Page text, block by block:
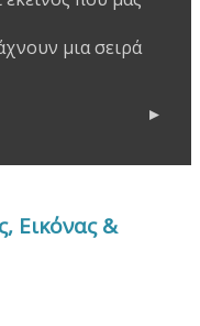
μια σειρά
Εικόνας &